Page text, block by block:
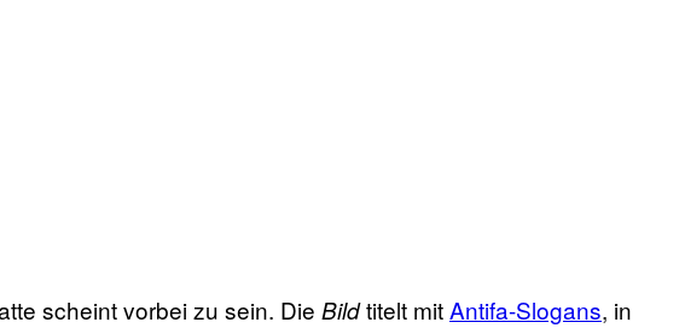
scheint vorbei zu sein. Die Bildtitelt mitAntifa-Slogans, in